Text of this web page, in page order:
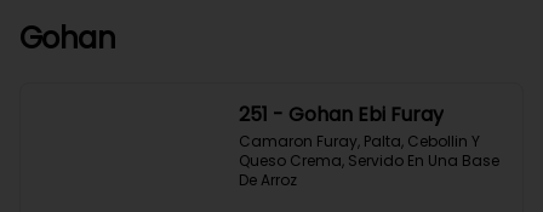
Gohan
251 - Gohan Ebi Furay
Camaron Furay, Palta, Cebollin Y
Queso Crema, Servido En Una Base
De Arroz